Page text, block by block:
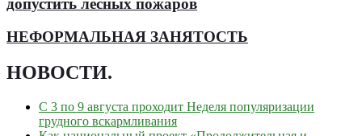
допустить лесных пожаров
НЕФОРМАЛЬНАЯ ЗАНЯТОСТЬ
НОВОСТИ.
С 3 по 9 августа проходит Неделя популяризации
грудного вскармливания